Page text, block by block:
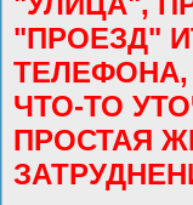
"ПРОЕЗД"
ЧТО-ТО
ПРОСТАЯ